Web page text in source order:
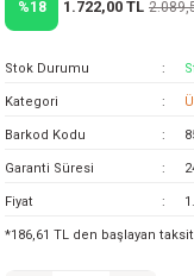
Makinesi
Testereler
%18 1.722,00 TL
Stok Durumu
Kategori
Barkod Kodu
Garanti Süresi
Fiyat
*186,61 TL den başlayan